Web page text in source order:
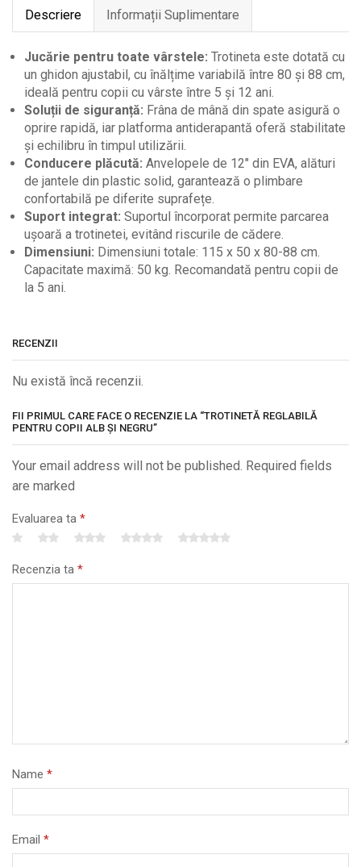
Descriere Informații Suplimentare
Jucărie pentru toate vârstele: Trotineta este dotată cu
un ghidon ajustabil, cu înălțime variabilă între 80 și 88 cm,
ideală pentru copii cu vârste între 5 și 12 ani.
Soluții de siguranță: Frâna de mână din spate asigură o
oprire rapidă, iar platforma antiderapantă oferă stabilitate
și echilibru în timpul utilizării.
Conducere plăcută: Anvelopele de 12″ din EVA, alături
de jantele din plastic solid, garantează o plimbare
confortabilă pe diferite suprafețe.
Suport integrat: Suportul încorporat permite parcarea
ușoară a trotinetei, evitând riscurile de cădere.
Dimensiuni: Dimensiuni totale: 115 x 50 x 80-88 cm.
Capacitate maximă: 50 kg. Recomandată pentru copii de
la 5 ani.
RECENZII
Nu există încă recenzii.
FII PRIMUL CARE FACE O RECENZIE LA “TROTINETĂ REGLABILĂ
PENTRU COPII ALB ȘI NEGRU”
Your email address will not be published. Required fields
are marked
Evaluarea ta *
Recenzia ta *
Name *
Email *